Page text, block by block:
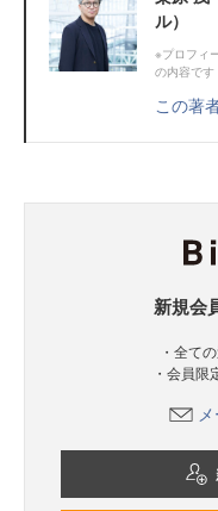
ル）
※プロフィ
の内容です
この著
新規会
・全て
・会員